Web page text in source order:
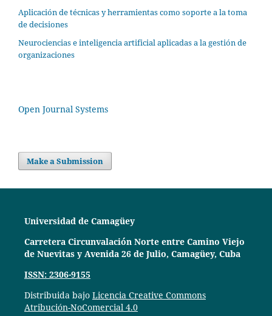
Aplicación de técnicas y herramientas como soporte a la toma
de decisiones
Neurociencias e inteligencia artificial aplicadas a la gestión de
organizaciones
Open Journal Systems
Make a Submission
Universidad de Camagüey
Carretera Circunvalación Norte entre Camino Viejo
de Nuevitas y Avenida 26 de Julio, Camagüey, Cuba
ISSN: 2306-9155
Distribuida bajo Licencia Creative Commons
Atribución-NoComercial 4.0